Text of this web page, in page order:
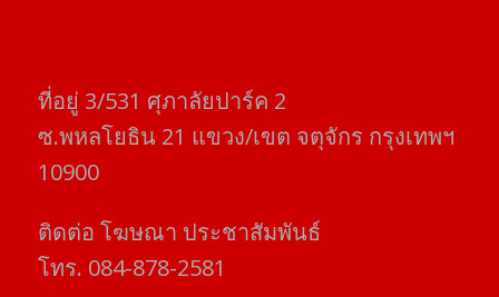
ที่อยู่​ 3/531​ ศุภาลัยปาร์ค​ 2
ซ.พหลโยธิน​ 21​ แขวง/เขต​ จตุจักร​ กรุงเทพฯ
10900
ติดต่อ​ โฆษณา​ ประชาสัมพันธ์
โทร​. 084-878-2581